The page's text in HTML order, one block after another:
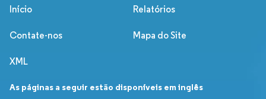
Início Relatórios
Contate-nos Mapa do Site
XML
As páginas a seguir estão disponíveis em inglês